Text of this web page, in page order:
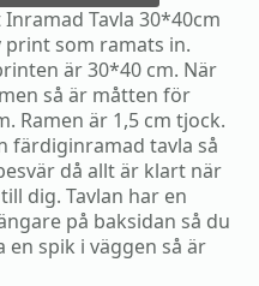
Inramad Tavla 30*40cm
som ramats in.
är 30*40 cm. När
så är måtten för
Ramen är 1,5 cm tjock.
färdiginramad tavla så
då allt är klart när
dig. Tavlan har en
på baksidan så du
en spik i väggen så är